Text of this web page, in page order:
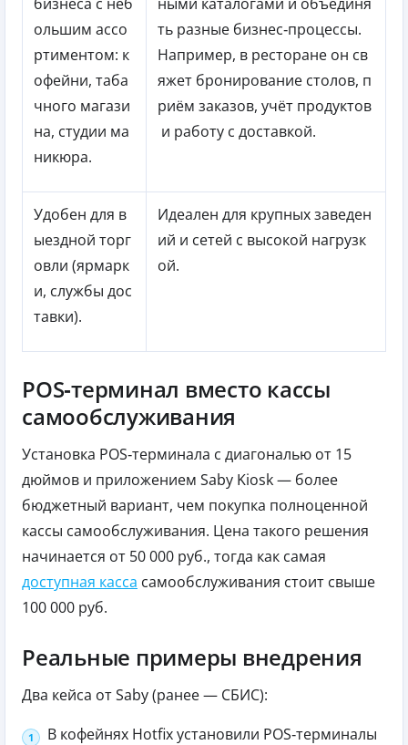
ольшим ассо
ртиментом: к
офейни, таба
чного магази
на, студии ма
никюра.
ть разные бизнес‑процессы.
Например, в ресторане он св
яжет бронирование столов, п
риём заказов, учёт продуктов
и работу с доставкой.
Удобен для в
ыездной торг
овли (ярмарк
и, службы дос
тавки).
Идеален для крупных заведен
ий и сетей с высокой нагрузк
ой.
POS‑терминал вместо кассы
самообслуживания
Установка POS‑терминала с диагональю от 15
дюймов и приложением Saby Kiosk — более
бюджетный вариант, чем покупка полноценной
кассы самообслуживания. Цена такого решения
начинается от 50 000 руб., тогда как самая
доступная касса самообслуживания стоит свыше
100 000 руб.
Реальные примеры внедрения
Два кейса от Saby (ранее — СБИС):
В кофейнях Hotfix установили POS‑терминалы